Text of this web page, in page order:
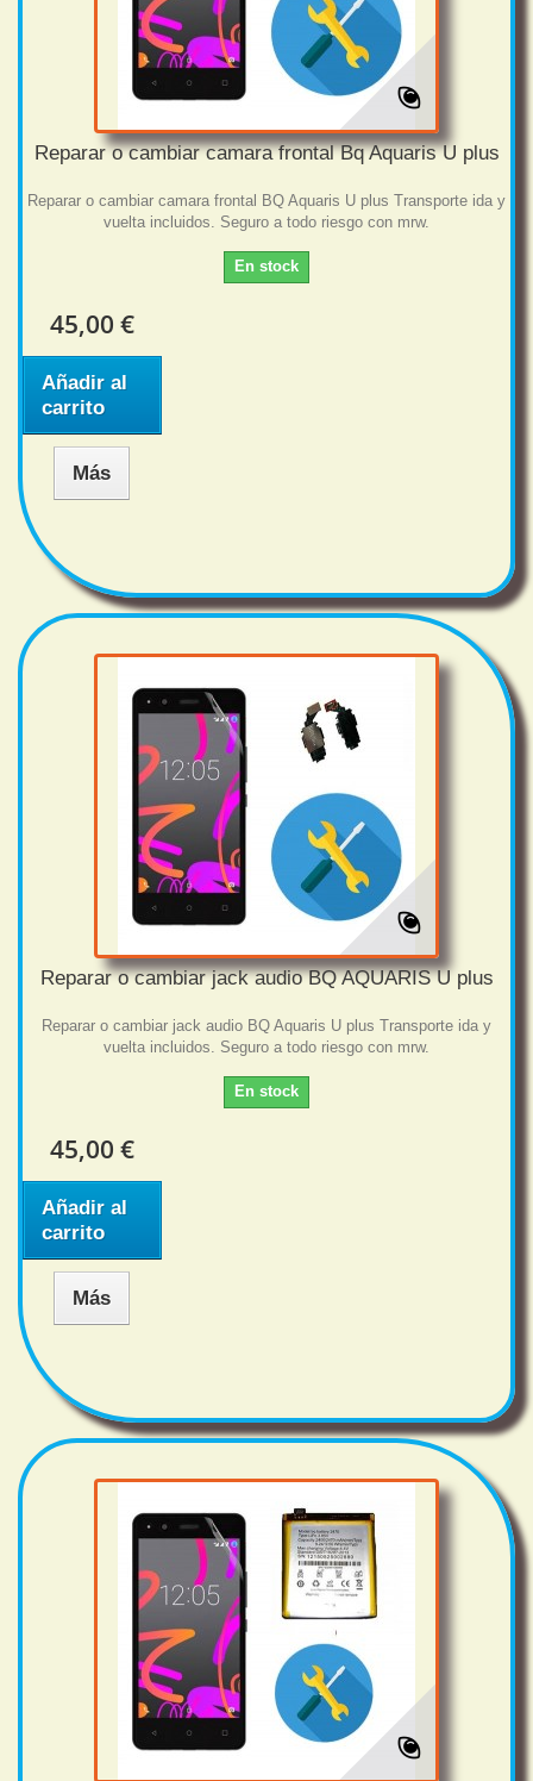
Reparar o cambiar camara frontal Bq Aquaris U plus
Reparar o cambiar camara frontal BQ Aquaris U plus Transporte ida y
vuelta incluidos. Seguro a todo riesgo con mrw.
En stock
45,00 €
Añadir al
carrito
Más
Reparar o cambiar jack audio BQ AQUARIS U plus
Reparar o cambiar jack audio BQ Aquaris U plus Transporte ida y
vuelta incluidos. Seguro a todo riesgo con mrw.
En stock
45,00 €
Añadir al
carrito
Más